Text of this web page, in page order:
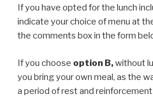
If you have opted for the lunch
indicate your choice of menu at
the comments box in the form
If you choose option B,without
you bring your own meal, as the
a period of rest and